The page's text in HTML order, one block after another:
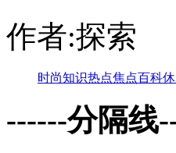
作者:探索
时尚知识热点焦点百科
------分隔线